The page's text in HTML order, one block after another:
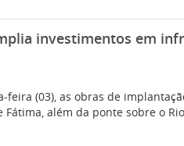
investimentos em
feira (03), as obras de
além da ponte sobre o